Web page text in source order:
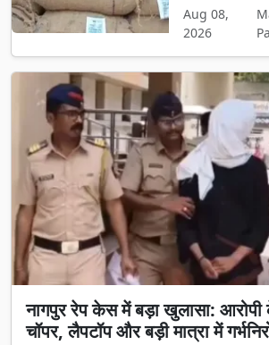
Aug 08,
2026
नागपुर रेप केस में बड़ा खुलासा:
चॉपर, लैपटॉप और बड़ी मात्रा में